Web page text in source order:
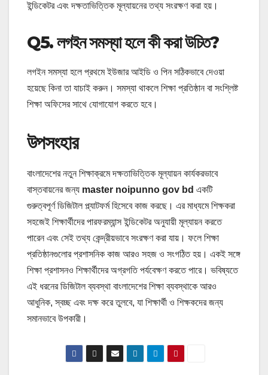
ইন্ডিকেটর এবং দক্ষতাভিত্তিক মূল্যায়নের তথ্য সংরক্ষণ করা হয়।
Q5. লগইন সমস্যা হলে কী করা উচিত?
লগইন সমস্যা হলে প্রথমে ইউজার আইডি ও পিন সঠিকভাবে দেওয়া
হয়েছে কিনা তা যাচাই করুন। সমস্যা থাকলে শিক্ষা প্রতিষ্ঠান বা সংশ্লিষ্ট
শিক্ষা অফিসের সাথে যোগাযোগ করতে হবে।
উপসংহার
বাংলাদেশের নতুন শিক্ষাক্রমে দক্ষতাভিত্তিক মূল্যায়ন কার্যকরভাবে
বাস্তবায়নের জন্য master noipunno gov bd একটি
গুরুত্বপূর্ণ ডিজিটাল প্ল্যাটফর্ম হিসেবে কাজ করছে। এর মাধ্যমে শিক্ষকরা
সহজেই শিক্ষার্থীদের পারফরম্যান্স ইন্ডিকেটর অনুযায়ী মূল্যায়ন করতে
পারেন এবং সেই তথ্য কেন্দ্রীয়ভাবে সংরক্ষণ করা যায়। ফলে শিক্ষা
প্রতিষ্ঠানগুলোর প্রশাসনিক কাজ আরও সহজ ও সংগঠিত হয়। একই সঙ্গে
শিক্ষা প্রশাসনও শিক্ষার্থীদের অগ্রগতি পর্যবেক্ষণ করতে পারে। ভবিষ্যতে
এই ধরনের ডিজিটাল ব্যবস্থা বাংলাদেশের শিক্ষা ব্যবস্থাকে আরও
আধুনিক, স্বচ্ছ এবং দক্ষ করে তুলবে, যা শিক্ষার্থী ও শিক্ষকদের জন্য
সমানভাবে উপকারী।